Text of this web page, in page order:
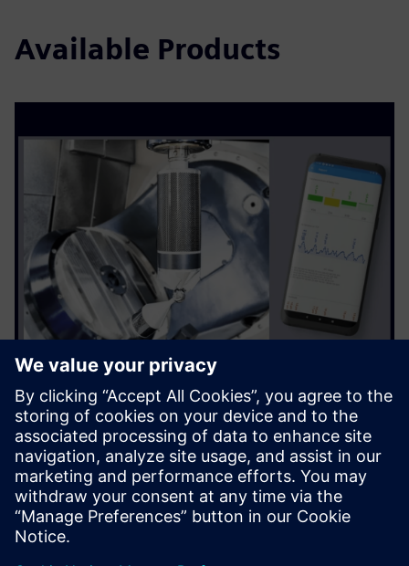
Available Products
5X-Analyzer / 5 axis-accuracy
Sistem senzora za automatsko merenje i kompenzaciju
geometrije vaše 5-osne mašine.
Saznajte više